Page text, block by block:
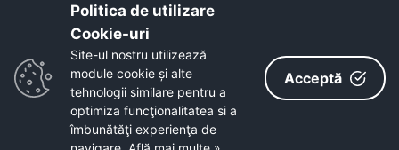
Harta orasului
Link-uri utile
EcoActive: Citizens for a Sustainable Europe
EcoActive: Citizens for a Sustainable Europe - Santiago
Politica de utilizare
Cookie-uri‎
Site-ul nostru utilizează
module cookie și alte
tehnologii similare pentru a
optimiza funcţionalitatea si a
îmbunătăţi experienţa de
Acceptă